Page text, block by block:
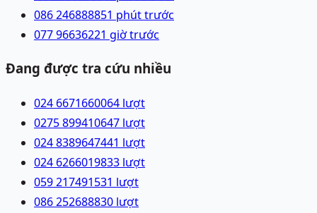
086 246888851 phút trước
077 96636221 giờ trước
Đang được tra cứu nhiều
024 6671660064 lượt
0275 899410647 lượt
024 8389647441 lượt
024 6266019833 lượt
059 217491531 lượt
086 252688830 lượt